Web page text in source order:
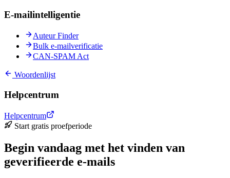
E-mailintelligentie
Auteur Finder
Bulk e-mailverificatie
CAN-SPAM Act
Woordenlijst
Helpcentrum
Helpcentrum
Start gratis proefperiode
Begin vandaag met het vinden van
geverifieerde e-mails